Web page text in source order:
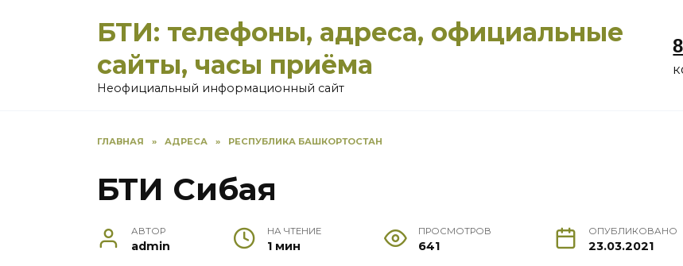
БТИ: телефоны, адреса, официальные
сайты, часы приёма
Неофициальный информационный сайт
ГЛАВНАЯ » АДРЕСА » РЕСПУБЛИКА БАШКОРТОСТАН
БТИ Сибая
АВТОР
admin
НА ЧТЕНИЕ
1 мин
ПРОСМОТРОВ
641
ОПУБЛИКОВАНО
23.03.2021